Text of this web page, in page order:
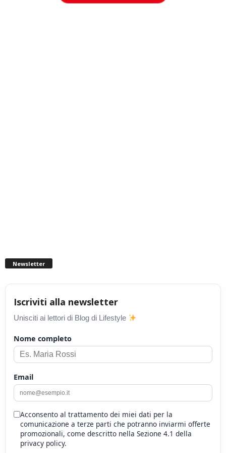
Newsletter
Iscriviti alla newsletter
Unisciti ai lettori di Blog di Lifestyle
Nome completo
Email
Acconsento al trattamento dei miei dati per la
comunicazione a terze parti che potranno inviarmi offerte
promozionali, come descritto nella Sezione 4.1 della
privacy policy.